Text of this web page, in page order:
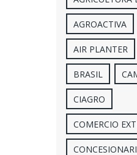
AGROACTIVA
AIR PLANTER
BRASIL
CIAGRO
COMERCIO